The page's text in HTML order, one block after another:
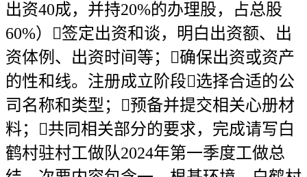
出资40成，并持20%的办理股，占总股
60%）签定出资和谈，明白出资额、出
资体例、出资时间等；确保出资或资产
的性和线。注册成立阶段选择合适的公
司名称和类型；预备并提交相关心册材
料；共同相关部分的要求，完成请写白
鹤村驻村工做队2024年第一季度工做总